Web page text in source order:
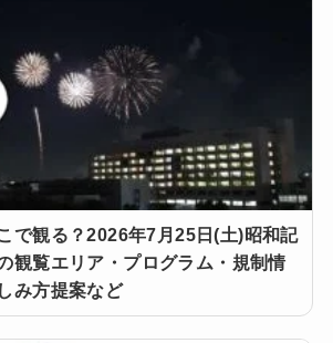
で観る？2026年7月25日(土)昭和記
観覧エリア・プログラム・規制情
み方提案など